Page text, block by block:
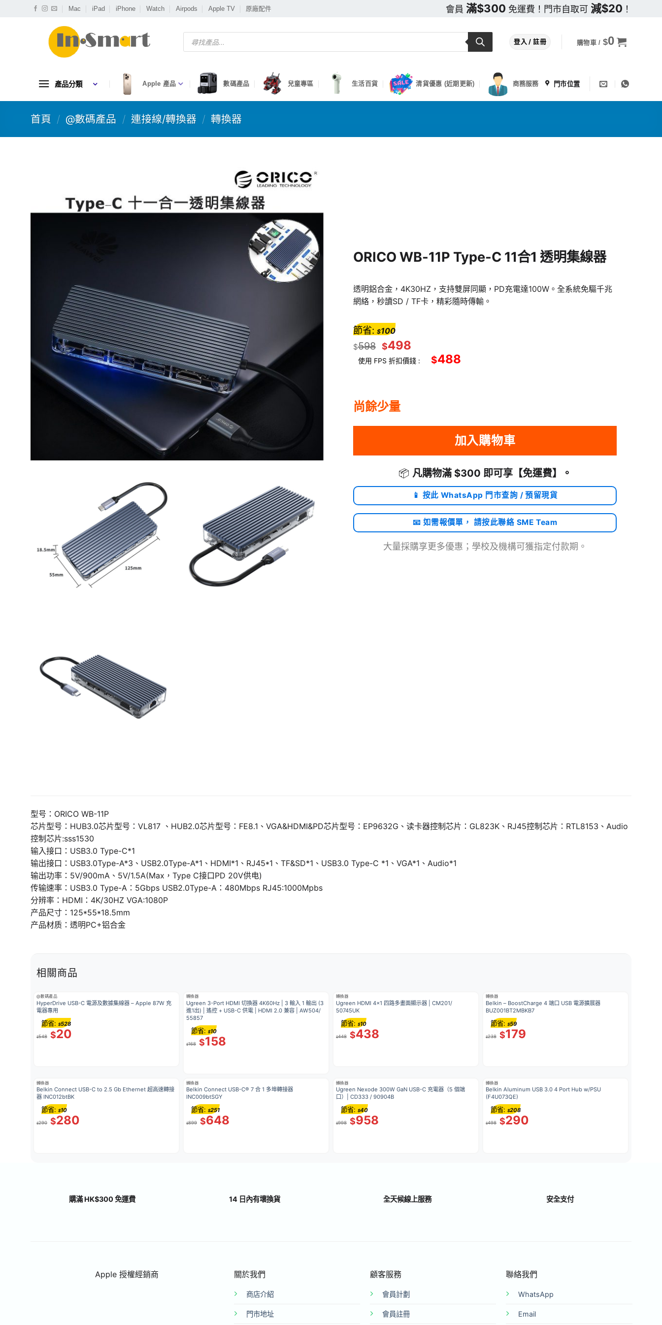
Mac iPad iPhone Watch Airpods Apple TV 原廠配件 會員 滿$300 免運費！門市自取可 減$20 ！
Products
search
登入 / 註冊 購物車 / $0
產品分類 Apple 產品 數碼產品 兒童專區 生活百貨 清貨優惠 (近期更新) 商務服務 門市位置
首頁 / @數碼產品 / 連接線/轉換器 / 轉換器
ORICO WB-11P Type-C 11合1 透明集線器
透明鋁合金，4K30HZ，支持雙屏同顯，PD充電達100W。全系統免驅千兆
網絡，秒讀SD / TF卡，精彩隨時傳輸。
$598 $498
節省: $100
使用 FPS 折扣價錢 : $488
尚餘少量
加入購物車
📦 凡購物滿 $300 即可享【免運費】 。
📱 按此 WhatsApp 門市查詢 / 預留現貨
📧 如需報價單， 請按此聯絡 SME Team
大量採購享更多優惠；學校及機構可獲指定付款期。
型号：ORICO WB-11P
芯片型号：HUB3.0芯片型号：VL817 、HUB2.0芯片型号：FE8.1、VGA&HDMI&PD芯片型号：EP9632G、读卡器控制芯片：GL823K、RJ45控制芯片：RTL8153、Audio
控制芯片:sss1530
输入接口：USB3.0 Type-C*1
输出接口：USB3.0Type-A*3、USB2.0Type-A*1、HDMI*1、RJ45*1、TF&SD*1、USB3.0 Type-C *1、VGA*1、Audio*1
输出功率：5V/900mA、5V/1.5A(Max，Type C接口PD 20V供电)
传输速率：USB3.0 Type-A：5Gbps USB2.0Type-A：480Mbps RJ45:1000Mpbs
分辨率：HDMI：4K/30HZ VGA:1080P
产品尺寸：125*55*18.5mm
产品材质：透明PC+铝合金
相關商品
@數碼產品
HyperDrive USB-C 電源及數據集線器 – Apple 87W 充
電器專用
$548 $20
節省: $528
轉換器
Ugreen 3-Port HDMI 切換器 4K60Hz | 3 輸入 1 輸出 (3
進1出) | 遙控 + USB-C 供電 | HDMI 2.0 兼容 | AW504/
55857
$168 $158
節省: $10
轉換器
Ugreen HDMI 4×1 四路多畫面顯示器 | CM201/
50745UK
$448 $438
節省: $10
轉換器
Belkin – BoostCharge 4 端口 USB 電源擴展器
BUZ001BT2MBKB7
$238 $179
節省: $59
轉換器
Belkin Connect USB-C to 2.5 Gb Ethernet 超高速轉接
器 INC012btBK
$290 $280
節省: $10
轉換器
Belkin Connect USB-C® 7 合 1 多埠轉接器
INC009btSGY
$899 $648
節省: $251
轉換器
Ugreen Nexode 300W GaN USB-C 充電器（5 個端
口）| CD333 / 90904B
$998 $958
節省: $40
轉換器
Belkin Aluminum USB 3.0 4 Port Hub w/PSU
(F4U073QE)
$498 $290
節省: $208
購滿 HK$300 免運費 14 日內有壞換貨 全天候線上服務 安全支付
Apple 授權經銷商 關於我們
商店介紹
門市地址
顧客服務
會員計劃
會員註冊
聯絡我們
WhatsApp
Email